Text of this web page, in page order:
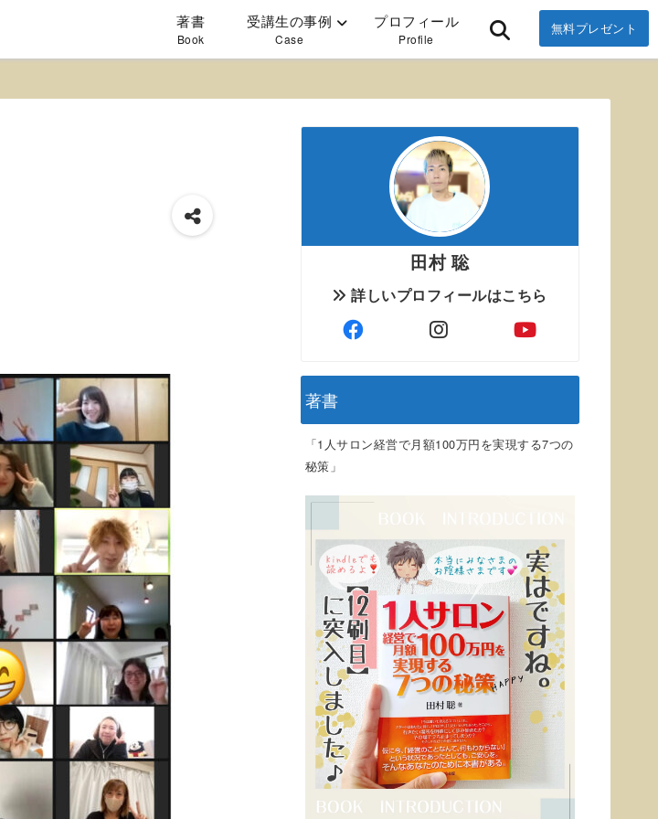
著書
Book
受講生の事例
Case
プロフィール
Profile
無料プレゼント
田村 聡
詳しいプロフィールはこちら
著書
「1人サロン経営で月額100万円を実現する7つの
秘策」